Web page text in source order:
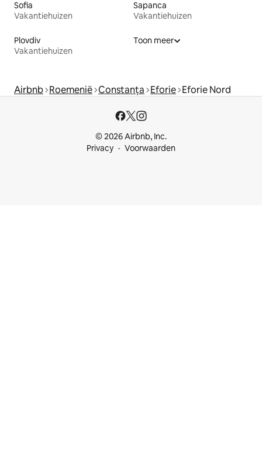
Sofia
Vakantiehuizen
Sapanca
Vakantiehuizen
Plovdiv
Vakantiehuizen
Toon meer
Airbnb Roemenië Constanța Eforie Eforie Nord
© 2026 Airbnb, Inc.
Privacy
Voorwaarden